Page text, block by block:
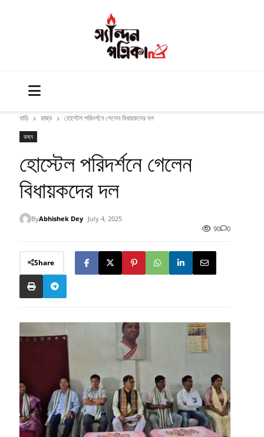
বাড়ি রাজ্য হোস্টেল পরিদর্শনে গেলেন বিধায়কদের দল
রাজ্য
হোস্টেল পরিদর্শনে গেলেন
বিধায়কদের দল
ByAbhishek Dey
July 4, 2025
90
0
Share